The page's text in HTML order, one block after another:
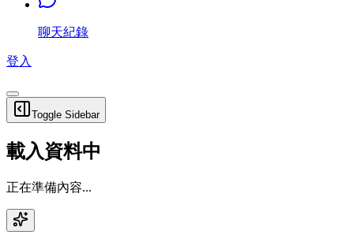
聊天紀錄
登入
Toggle Sidebar
載入資料中
正在準備內容...